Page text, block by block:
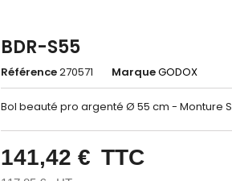
BDR-S55
Référence270571 MarqueGODOX
Bol beauté pro argenté Ø 55 cm - Monture S
141,42 € TTC